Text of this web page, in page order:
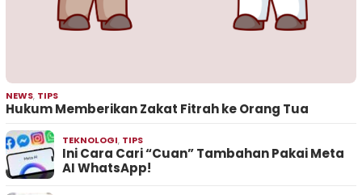
NEWS, TIPS
Hukum Memberikan Zakat Fitrah ke Orang Tua
TEKNOLOGI, TIPS
Ini Cara Cari “Cuan” Tambahan Pakai Meta
AI WhatsApp!